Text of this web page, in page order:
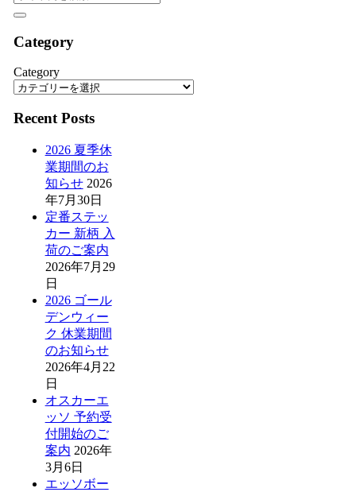
Category
Category
Recent Posts
2026 夏季休
業期間のお
知らせ 2026
年7月30日
定番ステッ
カー 新柄 入
荷のご案内
2026年7月29
日
2026 ゴール
デンウィー
ク 休業期間
のお知らせ
2026年4月22
日
オスカーエ
ッソ 予約受
付開始のご
案内 2026年
3月6日
エッソボー